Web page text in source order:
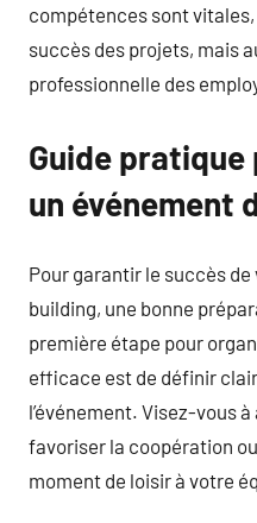
compétences sont
succès des projets, mais
professionnelle des
Guide
un événement
Pour garantir le succès
building, une bonne
première étape pour
efficace est de définir
l’événement. Visez-vous
favoriser la coopération
moment de loisir à votre